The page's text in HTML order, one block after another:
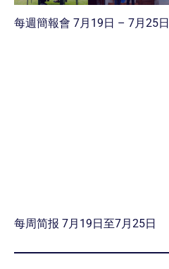
每週簡報會 7月19日 – 7月25日
每周简报 7月19日至7月25日